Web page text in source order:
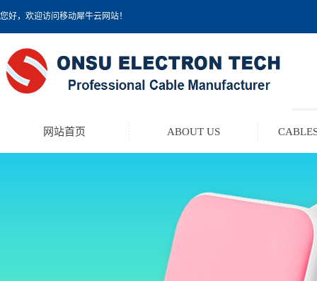
您好，欢迎访问移动犀牛云网站！
网站首页 ABOUT US